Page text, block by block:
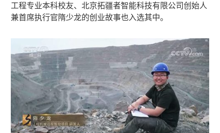
工程专业本科校友、北京拓疆者智能科技有限公司创始人
兼首席执行官隋少龙的创业故事也入选其中。